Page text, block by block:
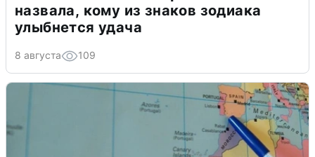
назвала, кому из знаков зодиака
улыбнется удача
8 августа 109